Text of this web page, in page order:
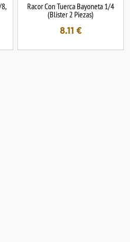
Racor Con Tuerca Bayoneta 1/4
(Blister 2 Piezas)
8.11 €